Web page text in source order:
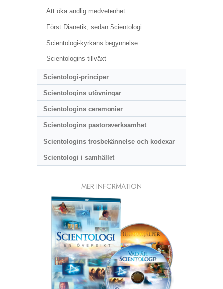
Att öka andlig medvetenhet
Först Dianetik, sedan Scientologi
Scientologi-kyrkans begynnelse
Scientologins tillväxt
Scientologi-principer
Scientologins utövningar
Scientologins ceremonier
Scientologins pastorsverksamhet
Scientologins trosbekännelse och kodexar
Scientologi i samhället
MER INFORMATION